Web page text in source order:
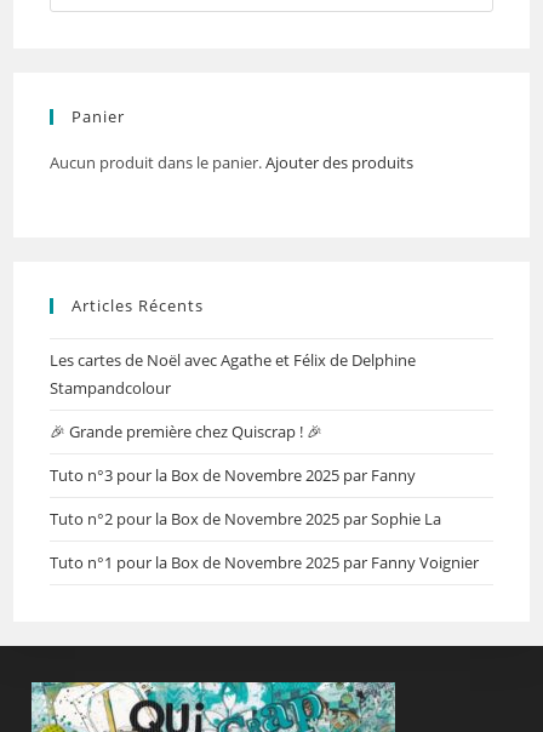
Panier
Aucun produit dans le panier.Ajouter des produits
Articles Récents
Les cartes de Noël avec Agathe et Félix de Delphine
Stampandcolour
🎉 Grande première chez Quiscrap ! 🎉
Tuto n°3 pour la Box de Novembre 2025 par Fanny
Tuto n°2 pour la Box de Novembre 2025 par Sophie La
Tuto n°1 pour la Box de Novembre 2025 par Fanny Voignier